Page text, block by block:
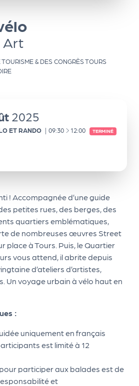
Art
TOURISME & DES CONGRÈS TOURS
2025
ET RANDO | 09:30 À
12:00 TERMINÉ
! Accompagnée d’une guide
petites rues, des berges, des
quartiers emblématiques,
de nombreuses œuvres Street
place à Tours. Puis, le Quartier
vous attend, il abrite depuis
d’ateliers d’artistes,
Un voyage urbain à vélo haut en
:
uniquement en français
est limité à 12
pour participer aux balades est de
et